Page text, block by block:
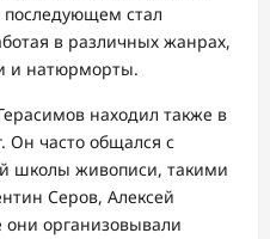
последующем стал
в различных жанрах,
и натюрморты.
находил также в
Он часто общался с
школы живописи, такими
Серов, Алексей
организовывали